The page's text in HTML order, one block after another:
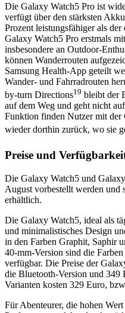
Die Galaxy Watch5 Pro ist
verfügt über den stärksten
Prozent leistungsfähiger als
Galaxy Watch5 Pro erstmals
insbesondere an Outdoor-
können Wanderrouten
Samsung Health-App geteilt
Wander- und Fahrradrouten
by-turn Directions19 bleibt der
auf dem Weg und geht nicht
Funktion finden Nutzer mit der
wieder dorthin zurück, wo sie
Preise und
Die Galaxy Watch5 und
August vorbestellt werden und
erhältlich.
Die Galaxy Watch5, ideal als
und minimalistisches Design
in den Farben Graphit, Saphir
40-mm-Version sind die
verfügbar. Die Preise der
die Bluetooth-Version und
Varianten kosten 329 Euro,
Für Abenteurer, die hohen